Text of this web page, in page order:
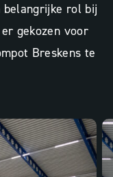
belangrijke rol bij
gekozen voor
Breskens te